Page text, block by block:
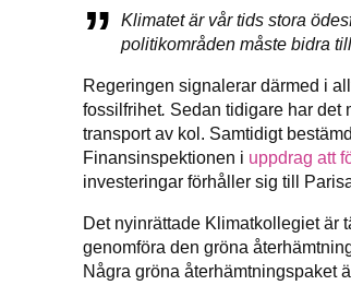
Klimatet är vår tids stora
politikområden måste bidra
Regeringen signalerar därmed i
fossilfrihet. Sedan tidigare har det
transport av kol. Samtidigt
Finansinspektionen i uppdrag att
investeringar förhåller sig till
Det nyinrättade Klimatkollegiet är
genomföra den gröna
Några gröna återhämtningspaket